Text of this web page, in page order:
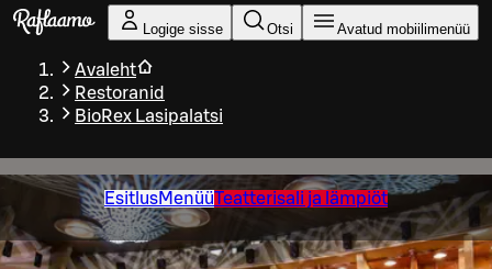
Liigu peamise sisu juurde
Logige sisse Otsi Avatud mobiilimenüü
Avaleht
Restoranid
BioRex Lasipalatsi
EsitlusMenüüTeatterisali ja lämpiöt